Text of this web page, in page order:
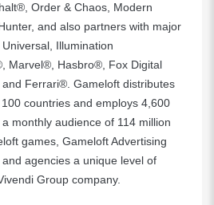
Order & Chaos, Modern
and also partners with major
Illumination
Marvel®, Hasbro®, Fox Digital
Ferrari®. Gameloft distributes
countries and employs 4,600
monthly audience of 114 million
games, Gameloft Advertising
agencies a unique level of
Group company.